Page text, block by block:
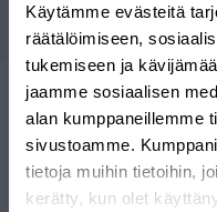
Käytämme evästeitä
räätälöimiseen,
tukemiseen ja
jaamme sosiaalisen
alan kumppaneillemme
sivustoamme.
tietoja muihin tietoihin,
kerätty, kun olet